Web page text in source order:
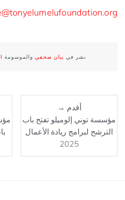
نشر في بيان صحفي والموسومة
أقدم →
مؤسسة توني إلوميلو تفتح باب
الترشح لبرامج ريادة الأعمال
2025